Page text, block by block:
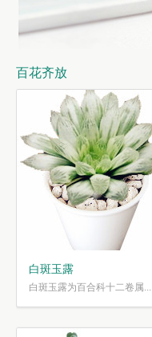
百花齐放
白斑玉露
白斑玉露为百合科十二卷属...